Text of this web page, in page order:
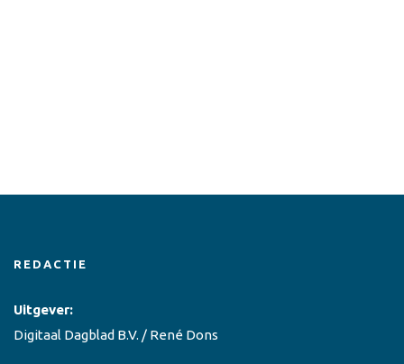
REDACTIE
Uitgever:
Digitaal Dagblad B.V. / René Dons